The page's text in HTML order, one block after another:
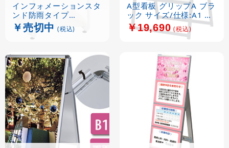
インフォメーションスタ
ンド防雨タイプ
(55626***)
￥売切中 (税込)
A型看板 グリップA ブラ
ック サイズ/仕様:A1 両
面GA-A1W (42456BLK)
￥19,690 (税込)